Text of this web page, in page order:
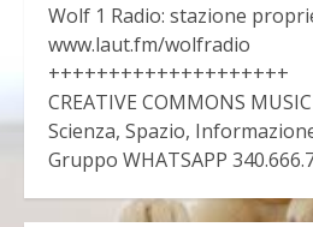
Wolf 1 Radio: stazione
www.laut.fm/wolfradio
++++++++++++++++++++
CREATIVE COMMONS MUSIC
Scienza, Spazio,
Gruppo WHATSAPP